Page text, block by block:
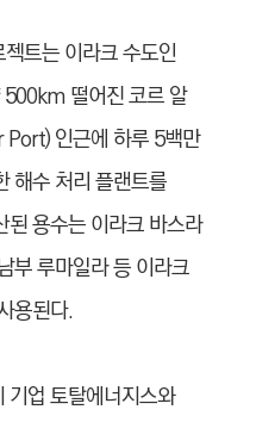
트는 이라크 수도인
떨어진 코르 알
인근에 하루 5백만
해수 처리 플랜트를
용수는 이라크 바스라
부 루마일라 등 이라크
용된다.
기업 토탈에너지스와